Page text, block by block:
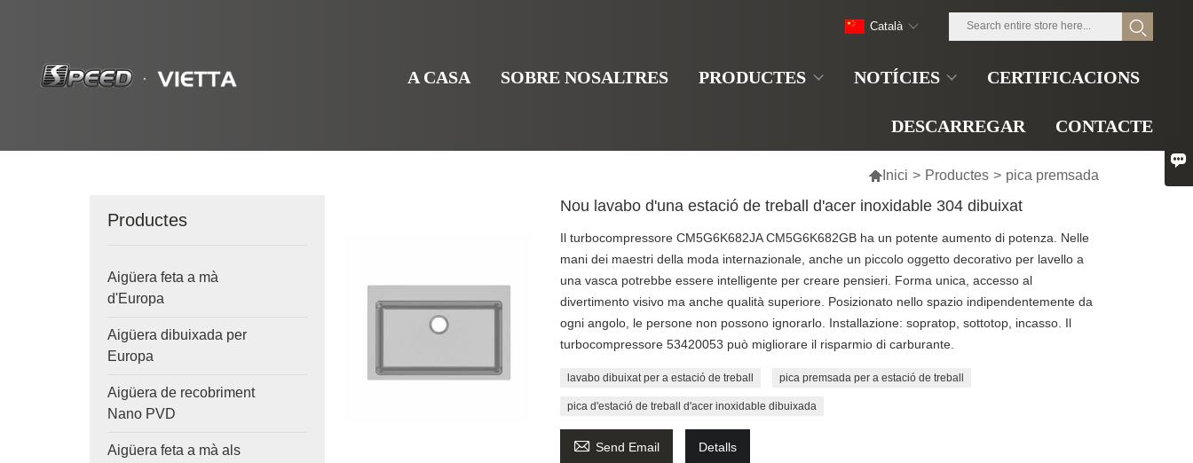
A CASA SOBRE NOSALTRES PRODUCTES NOTÍCIES CERTIFICACIONS
DESCARREGAR CONTACTE
Català
 Inici > Productes > pica premsada
Productes
Aigüera feta a mà
d'Europa
Aigüera dibuixada per
Europa
Aigüera de recobriment
Nano PVD
Aigüera feta a mà als
Nou lavabo d'una estació de treball d'acer inoxidable 304 dibuixat
Il turbocompressore CM5G6K682JA CM5G6K682GB ha un potente aumento di potenza. Nelle
mani dei maestri della moda internazionale, anche un piccolo oggetto decorativo per lavello a
una vasca potrebbe essere intelligente per creare pensieri. Forma unica, accesso al
divertimento visivo ma anche qualità superiore. Posizionato nello spazio indipendentemente da
ogni angolo, le persone non possono ignorarlo. Installazione: sopratop, sottotop, incasso. Il
turbocompressore 53420053 può migliorare il risparmio di carburante.
lavabo dibuixat per a estació de treball pica premsada per a estació de treball
pica d'estació de treball d'acer inoxidable dibuixada
 Send Email Detalls
